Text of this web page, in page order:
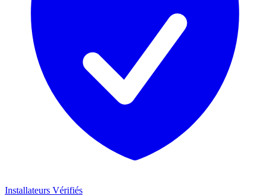
Installateurs Vérifiés